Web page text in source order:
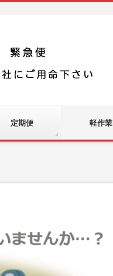
定期便 軽作業